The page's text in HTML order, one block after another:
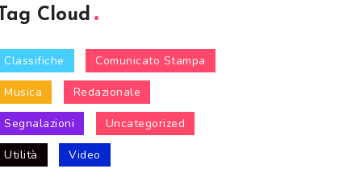
Tag Cloud
Classifiche Comunicato Stampa
Musica Redazionale
Segnalazioni Uncategorized
Utilità Video